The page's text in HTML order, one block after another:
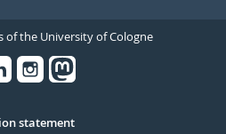
of the University of Cologne
statement